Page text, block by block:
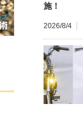
施！
2026/8/4